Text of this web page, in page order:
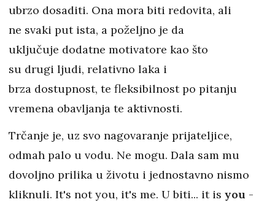
ubrzo dosaditi. Ona mora biti redovita, ali
ne svaki put ista, a poželjno je da
uključuje dodatne motivatore kao što
su drugi ljudi, relativno laka i
brza dostupnost, te fleksibilnost po pitanju
vremena obavljanja te aktivnosti.
Trčanje je, uz svo nagovaranje prijateljice,
odmah palo u vodu. Ne mogu. Dala sam mu
dovoljno prilika u životu i jednostavno nismo
kliknuli. It's not you, it's me. U biti... it is you -